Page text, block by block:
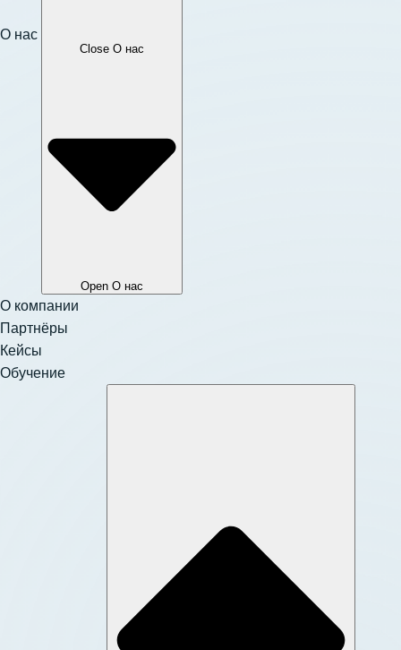
О нас
Close О нас
Open О нас
О компании
Партнёры
Кейсы
Обучение